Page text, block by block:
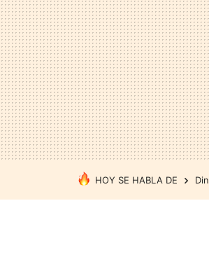
HOY SE HABLA DE